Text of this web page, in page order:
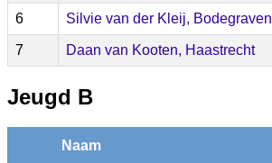
6 Silvie van der Kleij, Bodegraven
7 Daan van Kooten, Haastrecht
Jeugd B
Naam